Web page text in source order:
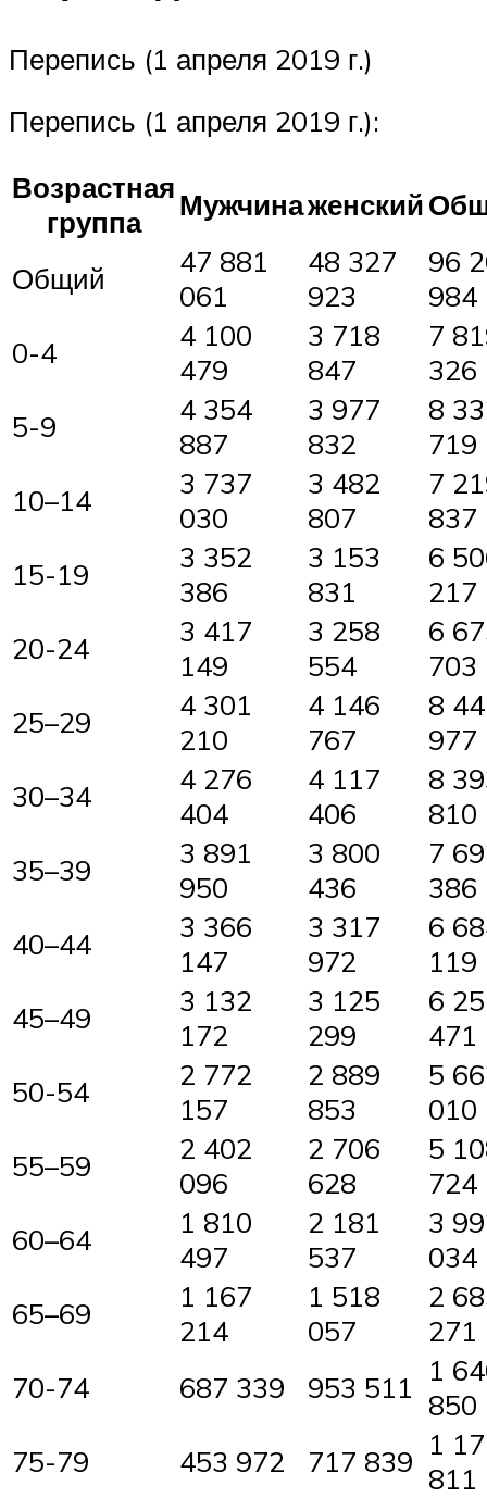
Перепись (1 апреля 2019 г.)
Перепись (1 апреля 2019 г.):
Возрастная
группа
Мужчинаженский
Общий
47 881
061
48 327
923
96
984
0-4
4 100
479
3 718
847
7
326
5-9
4 354
887
3 977
832
8
719
10–14
3 737
030
3 482
807
7
837
15-19
3 352
386
3 153
831
6
217
20-24
3 417
149
3 258
554
6
703
25–29
4 301
210
4 146
767
8
977
30–34
4 276
404
4 117
406
8
810
35–39
3 891
950
3 800
436
7
386
40–44
3 366
147
3 317
972
6
119
45–49
3 132
172
3 125
299
6
471
50-54
2 772
157
2 889
853
5
010
55–59
2 402
096
2 706
628
5
724
60–64
1 810
497
2 181
537
3
034
65–69
1 167
214
1 518
057
2
271
70-74
687 339 953 511 1
850
75-79
453 972 717 839 1
811